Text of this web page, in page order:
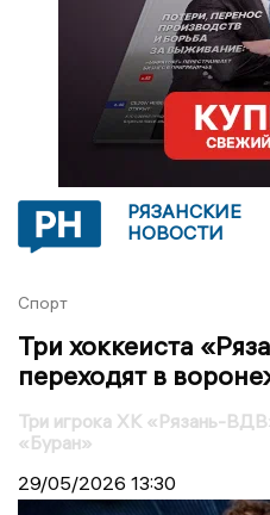
РЯЗАНСКИЕ
НОВОСТИ
Спорт
Три хоккеиста
переходят в
Три игрока ХК «Рязань-
«Буран»
29/05/2026 13:30